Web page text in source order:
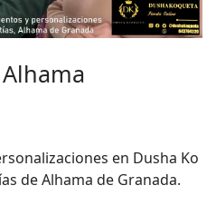
en Dusha Ko
de Alhama de Granada.